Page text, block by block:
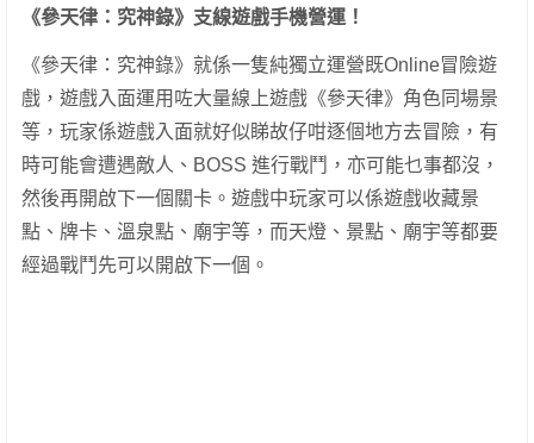
《參天律：究神錄》支線遊戲手機營運！
《參天律：究神錄》就係一隻純獨立運營既Online冒險遊
戲，遊戲入面運用咗大量線上遊戲《參天律》角色同場景
等，玩家係遊戲入面就好似睇故仔咁逐個地方去冒險，有
時可能會遭遇敵人、BOSS 進行戰鬥，亦可能乜事都沒，
然後再開啟下一個關卡。遊戲中玩家可以係遊戲收藏景
點、牌卡、溫泉點、廟宇等，而天燈、景點、廟宇等都要
經過戰鬥先可以開啟下一個。